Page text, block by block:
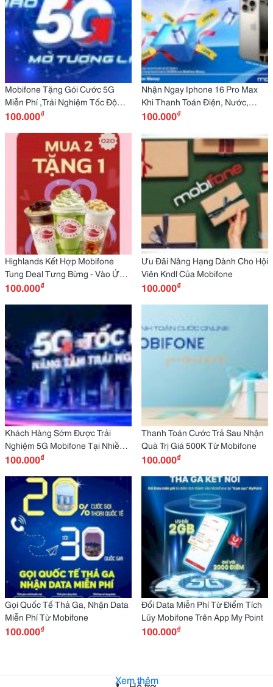
Mobifone Tặng Gói Cước 5G
Miễn Phí ,Trải Nghiệm Tốc Độ
Siêu Nhanh
100.000₫
Nhận Ngay Iphone 16 Pro Max
Khi Thanh Toán Điện, Nước,
Internet, Trên Mobifone Money
100.000₫
Highlands Kết Hợp Mobifone
Tung Deal Tưng Bừng - Vào Ứng
Dụng My Mobifone Săn Voucher
100.000₫
Ưu Đãi Nâng Hạng Dành Cho Hội
Viên Kndl Của Mobifone
100.000₫
Khách Hàng Sớm Được Trải
Nghiệm 5G Mobifone Tại Nhiều
Tỉnh Thành Trên Cả Nước.
100.000₫
Thanh Toán Cước Trả Sau Nhận
Quà Trị Giá 500K Từ Mobifone
100.000₫
Gọi Quốc Tế Thả Ga, Nhận Data
Miễn Phí Từ Mobifone
100.000₫
Đổi Data Miễn Phí Từ Điểm Tích
Lũy Mobifone Trên App My Point
100.000₫
Xem thêm